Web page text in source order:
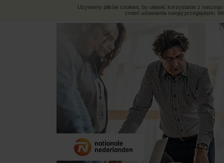
Używamy plików cookies, by ułatwić korzystanie z
zmień ustawienia swojej przeglądarki.